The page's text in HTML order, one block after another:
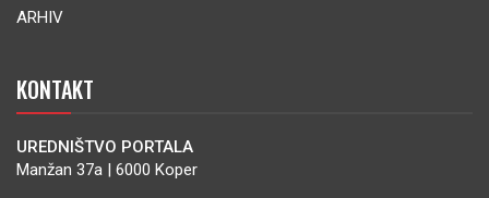
ARHIV
KONTAKT
UREDNIŠTVO PORTALA
Manžan 37a | 6000 Koper